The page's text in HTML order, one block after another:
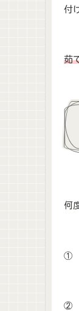
付
茹
何
①
②